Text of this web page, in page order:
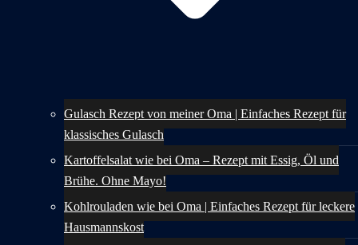
Gulasch Rezept von meiner Oma | Einfaches Rezept für
klassisches Gulasch
Kartoffelsalat wie bei Oma – Rezept mit Essig, Öl und
Brühe. Ohne Mayo!
Kohlrouladen wie bei Oma | Einfaches Rezept für leckere
Hausmannskost